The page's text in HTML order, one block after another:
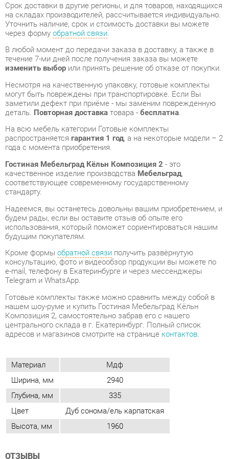
В любой момент до передачи заказа в доставку, а также в
течение 7-ми дней после получения заказа вы можете
изменить выборили принять решение об отказе от покупки.
Несмотря на качественную упаковку, готовые комплекты
могут быть повреждены при транспортировке. Если Вы
заметили дефект при приёме - мы заменим поврежденную
деталь.Повторная доставка товара -бесплатна.
На всю мебель категории Готовые комплекты
распространяетсягарантия 1 год, а на некоторые модели – 2
года с момента приобретения.
качественное изделие производстваМебельград
соответствующее современному государственному
стандарту.
Надеемся, вы останетесь довольны вашим приобретением, и
будем рады, если вы оставите отзыв об опыте его
использования, который поможет сориентироваться нашим
будущим покупателям.
Кроме формы обратной связиполучить развёрнутую
консультацию, фото и видеообзор продукции вы можете по
e-mail, телефону в Екатеринбурге и через мессенджеры
Telegram и WhatsApp.
Готовые комплекты также можно сравнить между собой в
нашем шоу-руме и купить Гостиная Мебельград Кёльн
Композиция 2, самостоятельно забрав его с нашего
центрального склада в г. Екатеринбург. Полный список
адресов и магазинов смотрите на странице
Материал
Мдф
Ширина, мм
2940
Цвет
Дуб сонома/ель карпатская
Высота, мм
1960
ОТЗЫВЫ
Пока нет отзывов, поделитесь первым своим мнением.
ДОБАВИТЬ ОТЗЫВ